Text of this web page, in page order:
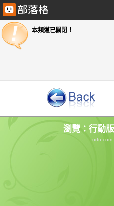
瀏覽： 行動版
udn.com